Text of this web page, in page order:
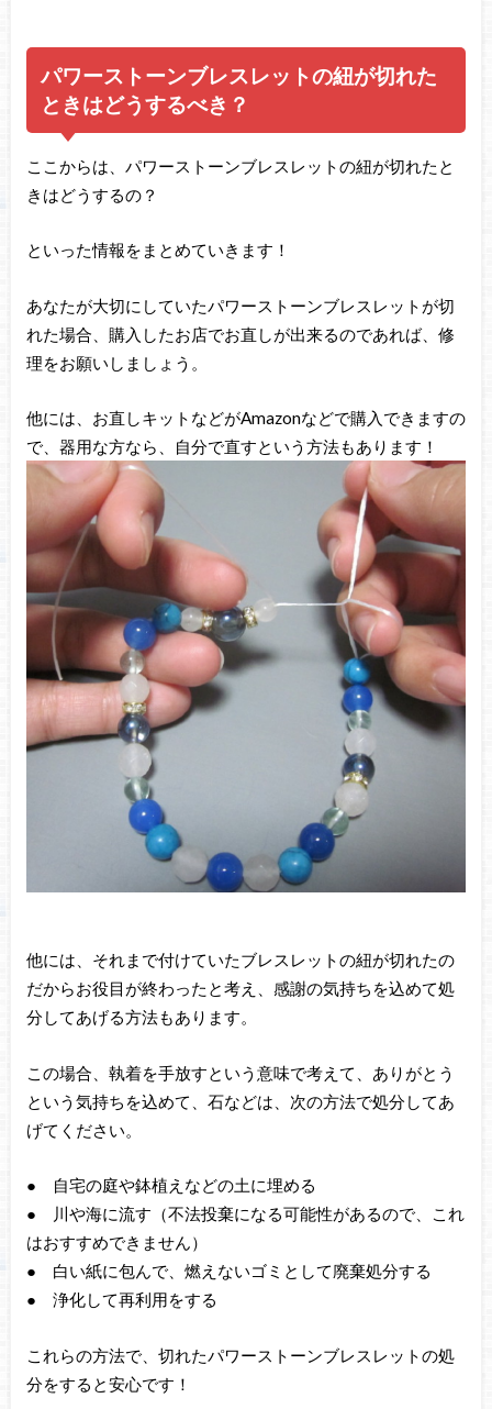
パワーストーンブレスレットの紐が切れた
ときはどうするべき？
ここからは、パワーストーンブレスレットの紐が切れたと
きはどうするの？
といった情報をまとめていきます！
あなたが大切にしていたパワーストーンブレスレットが切
れた場合、購入したお店でお直しが出来るのであれば、修
理をお願いしましょう。
他には、お直しキットなどがAmazonなどで購入できますの
で、器用な方なら、自分で直すという方法もあります！
他には、それまで付けていたブレスレットの紐が切れたの
だからお役目が終わったと考え、感謝の気持ちを込めて処
分してあげる方法もあります。
この場合、執着を手放すという意味で考えて、ありがとう
という気持ちを込めて、石などは、次の方法で処分してあ
げてください。
● 自宅の庭や鉢植えなどの土に埋める
● 川や海に流す（不法投棄になる可能性があるので、これ
はおすすめできません）
● 白い紙に包んで、燃えないゴミとして廃棄処分する
● 浄化して再利用をする
これらの方法で、切れたパワーストーンブレスレットの処
分をすると安心です！